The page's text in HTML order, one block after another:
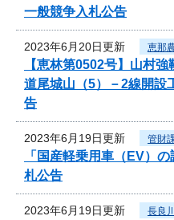
一般競争入札公告
2023年6月20日更新 恵那
【恵林第0502号】山村
道尾城山（5）－2線開設
告
2023年6月19日更新 管財
「国産軽乗用車（EV）
札公告
2023年6月19日更新 長良